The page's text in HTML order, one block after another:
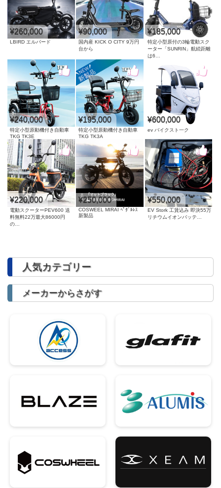
¥260,000
LBIRD エルバード
¥90,000
国内産 KICK O CITY 9万円
台から
¥185,000
特定小型原付の3輪電動スク
ーター「SUNRIN」航続距離
は6…
¥240,000
特定小型原動機付き自動車
TKG TK3E
¥195,000
特定小型原動機付き自動車
TKG TK3A
¥600,000
ev バイクスト一ク
¥220,000
電動スクーターPEV600 送
料無料22万最大86000円
の…
¥250,000
COSWEEL MIRAI ﾍﾟﾀﾞﾙﾚｽ
新製品
¥550,000
EV Stork 工賃込み 即決55万
リチウムイオンバッテ…
人気カテゴリー
メーカーからさがす